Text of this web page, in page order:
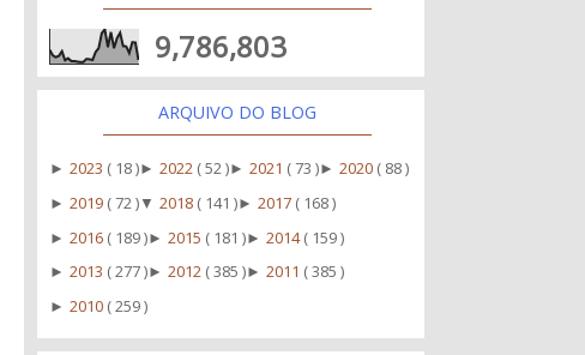
9,786,803
ARQUIVO DO BLOG
►2023 ( 18 )►2022 ( 52 )►2021 ( 73 )►2020 ( 88 )
►2019 ( 72 ) ▼2018 ( 141 )►2017 ( 168 )
►2016 ( 189 )►2015 ( 181 )►2014( 159 )
►2013 ( 277 )►2012 ( 385 )►2011 ( 385 )
►2010 ( 259 )